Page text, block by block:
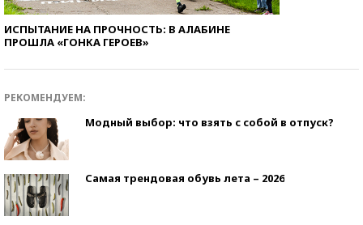
ИСПЫТАНИЕ НА ПРОЧНОСТЬ: В АЛАБИНЕ
ПРОШЛА «ГОНКА ГЕРОЕВ»
РЕКОМЕНДУЕМ:
Модный выбор: что взять с собой в отпуск?
Самая трендовая обувь лета – 2026